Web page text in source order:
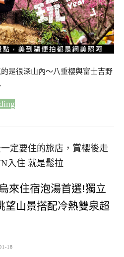
是很深山內～八重櫻與富士吉野
定要住的旅店，賞櫻後走
入住 就是鬆拉
來住宿泡湯首選!獨立
望山景搭配冷熱雙泉超
18